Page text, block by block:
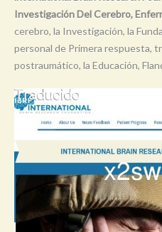
0-9
Investigación Del Cerebro,
cerebro, la Investigación, la
personal de Primera respuesta,
postraumático, la Educación,